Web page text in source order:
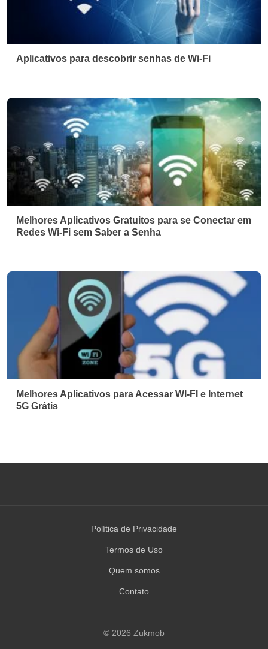
Aplicativos para descobrir senhas de Wi-Fi
Melhores Aplicativos Gratuitos para se Conectar em
Redes Wi-Fi sem Saber a Senha
Melhores Aplicativos para Acessar WI-FI e Internet
5G Grátis
Política de Privacidade
Termos de Uso
Quem somos
Contato
© 2026 Zukmob